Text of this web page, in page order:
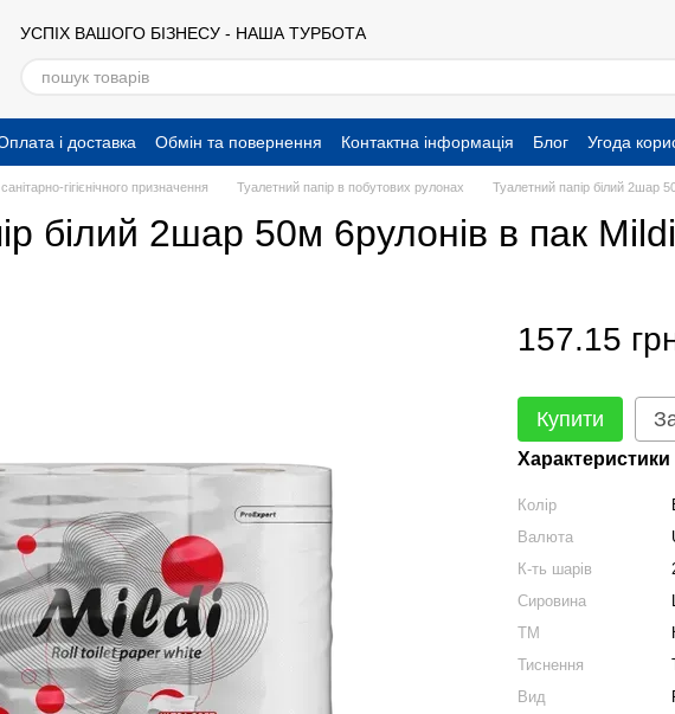
УСПІХ ВАШОГО БІЗНЕСУ - НАША ТУРБОТА
і доставка Обмін та повернення Контактна інформація Блог
Угода
договір (оферта)
гігієнічного призначення Туалетний папір в побутових рулонах Туалетний папір білий 2шар
білий 2шар 50м 6рулонів в пак
157.15
Купити
Характеристики
Колір
Валюта
К-ть шарів
Сировина
ТМ
Тиснення
Вид